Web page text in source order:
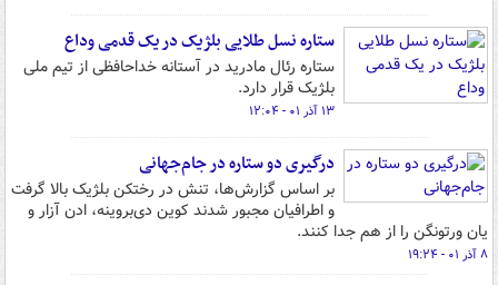
ستاره نسل طلایی بلژیک در یک قدمی وداع
ستاره رئال مادرید در آستانه خداحافظی از تیم ملی
بلژیک قرار دارد.
۱۳ آذر ۰۱ - ۱۲:۰۴
درگیری دو ستاره در جام‌جهانی
بر اساس گزارش‌ها، تنش در رختکن بلژیک بالا گرفت
و اطرافیان مجبور شدند کوین دی‌بروینه، ادن آزار و
یان ورتونگن را از هم جدا کنند.
۸ آذر ۰۱ - ۱۹:۲۴